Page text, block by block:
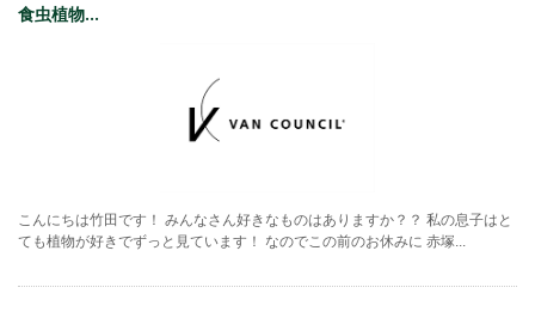
食虫植物...
こんにちは竹田です！ みんなさん好きなものはありますか？？ 私の息子はと
ても植物が好きでずっと見ています！ なのでこの前のお休みに 赤塚...